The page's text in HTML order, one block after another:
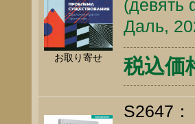
お取り寄せ
(девять
Даль,
税込価
S2647：